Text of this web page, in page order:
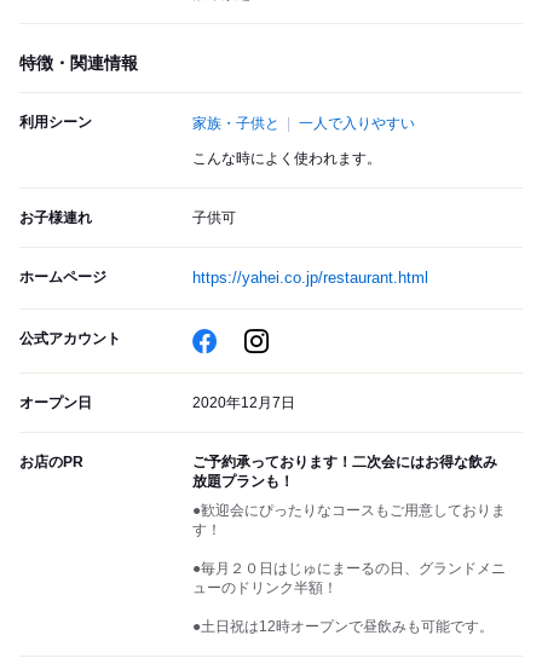
特徴・関連情報
利用シーン 家族・子供と 一人で入りやすい
こんな時によく使われます。
お子様連れ 子供可
ホームページ https://yahei.co.jp/restaurant.html
公式アカウント
オープン日 2020年12月7日
お店のPR
ご予約承っております！二次会にはお得な飲み
放題プランも！
●歓迎会にぴったりなコースもご用意しておりま
す！
●毎月２０日はじゅにまーるの日、グランドメニ
ューのドリンク半額！
●土日祝は12時オープンで昼飲みも可能です。